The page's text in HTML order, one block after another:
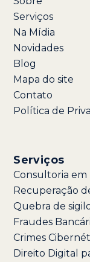
Serviços
Na Mídia
Novidades
Blog
Mapa do site
Contato
Política de
Serviços
Consultoria em
Recuperação
Quebra de
Fraudes
Crimes
Direito Digital